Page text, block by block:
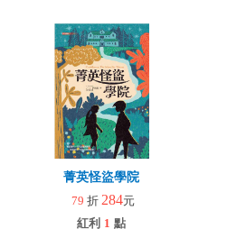
菁英怪盜學院
79 折 284元
紅利 1 點